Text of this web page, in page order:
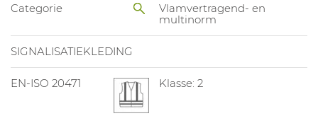
Categorie
Vlamvertragend- en
multinorm
SIGNALISATIEKLEDING
EN-ISO 20471 Klasse: 2